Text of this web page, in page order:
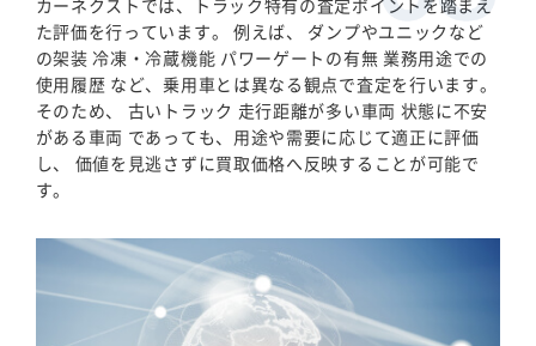
た評価を行っています。 例えば、 ダンプやユニックなど
の架装 冷凍・冷蔵機能 パワーゲートの有無 業務用途での
使用履歴 など、乗用車とは異なる観点で査定を行います。
そのため、 古いトラック 走行距離が多い車両 状態に不安
がある車両 であっても、用途や需要に応じて適正に評価
し、 価値を見逃さずに買取価格へ反映することが可能で
す。